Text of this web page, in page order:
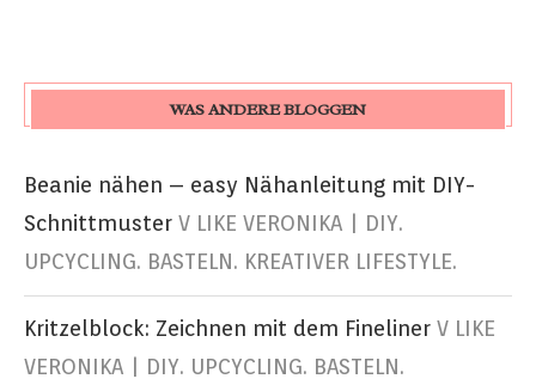
WAS ANDERE BLOGGEN
Beanie nähen – easy Nähanleitung mit DIY-
Schnittmuster V LIKE VERONIKA | DIY.
UPCYCLING. BASTELN. KREATIVER LIFESTYLE.
Kritzelblock: Zeichnen mit dem Fineliner V LIKE
VERONIKA | DIY. UPCYCLING. BASTELN.